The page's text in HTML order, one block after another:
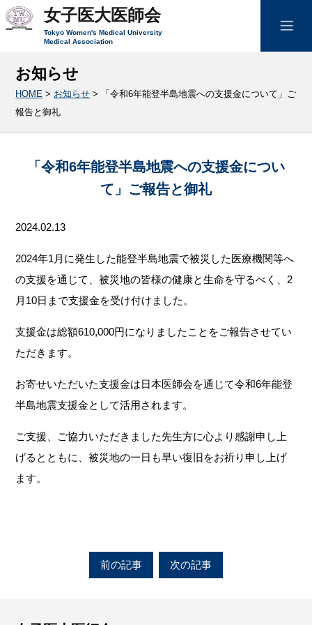
女子医大医師会
Tokyo Women's Medical University
Medical Association
お知らせ
HOME > お知らせ >
「令和6年能登半島地震への支援金について」ご
報告と御礼
「令和6年能登半島地震への支援金につい
て」ご報告と御礼
2024.02.13
2024年1月に発生した能登半島地震で被災した医療機関等へ
の支援を通じて、被災地の皆様の健康と生命を守るべく、2
月10日まで支援金を受け付けました。
支援金は総額610,000円になりましたことをご報告させてい
ただきます。
お寄せいただいた支援金は日本医師会を通じて令和6年能登
半島地震支援金として活用されます。
ご支援、ご協力いただきました先生方に心より感謝申し上
げるとともに、被災地の一日も早い復旧をお祈り申し上げ
ます。
前の記事 次の記事